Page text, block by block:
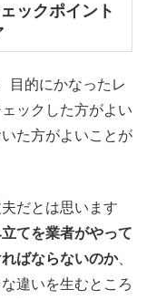
ックポイント
目的にかなったレ
ックした方がよい
た方がよいことが
だとは思います
てを業者がやって
ばならないのか、
違いを生むところ